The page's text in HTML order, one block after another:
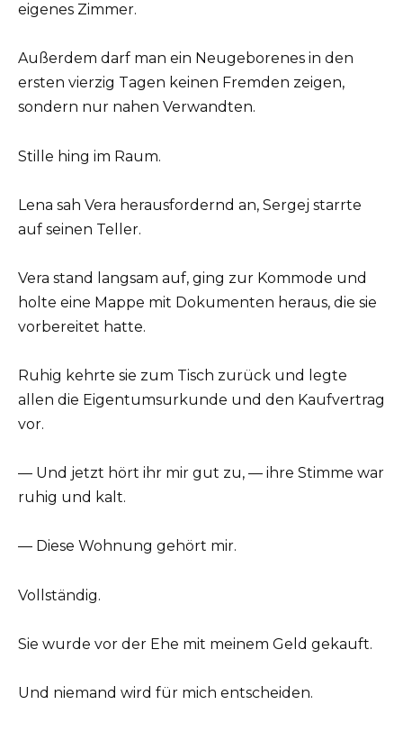
eigenes Zimmer.
Außerdem darf man ein Neugeborenes in den
ersten vierzig Tagen keinen Fremden zeigen,
sondern nur nahen Verwandten.
Stille hing im Raum.
Lena sah Vera herausfordernd an, Sergej starrte
auf seinen Teller.
Vera stand langsam auf, ging zur Kommode und
holte eine Mappe mit Dokumenten heraus, die sie
vorbereitet hatte.
Ruhig kehrte sie zum Tisch zurück und legte
allen die Eigentumsurkunde und den Kaufvertrag
vor.
— Und jetzt hört ihr mir gut zu, — ihre Stimme war
ruhig und kalt.
— Diese Wohnung gehört mir.
Vollständig.
Sie wurde vor der Ehe mit meinem Geld gekauft.
Und niemand wird für mich entscheiden.